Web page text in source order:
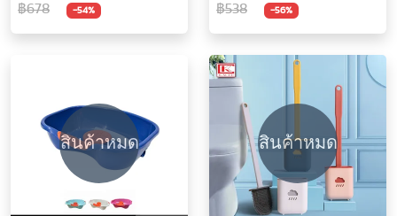
฿678 -54% ฿538 -56%
สินค้าหมด สินค้าหมด